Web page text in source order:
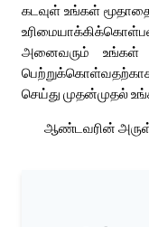
கடவுள் உங்கள்
அனைவரும் உங்கள்
செய்து முதன்முதல்
ஆண்டவரின்